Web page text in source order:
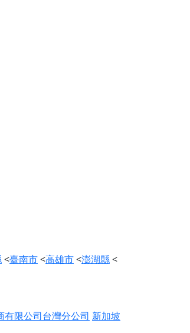
<臺南市<高雄市<澎湖縣<
有限公司台灣分公司 新加坡